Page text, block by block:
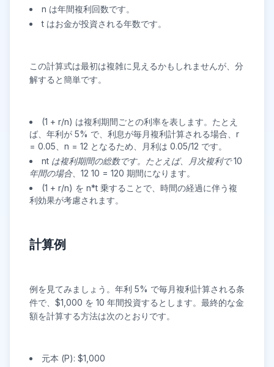
n は年間複利回数です。
t はお金が投資される年数です。
この計算式は最初は複雑に見えるかもしれませんが、分
解すると簡単です。
(1 + r/n) は複利期間ごとの利率を表します。たとえ
ば、年利が 5% で、利息が毎月複利計算される場合、r
= 0.05、n = 12 となるため、月利は 0.05/12 です。
nt は複利期間の総数です。たとえば、月次複利で 10
年間の場合、12 10 = 120 期間になります。
(1 + r/n) を n*t 乗することで、時間の経過に伴う複
利効果が考慮されます。
計算例
例を見てみましょう。年利 5% で毎月複利計算される条
件で、$1,000 を 10 年間投資するとします。最終的な金
額を計算する方法は次のとおりです。
元本 (P): $1,000